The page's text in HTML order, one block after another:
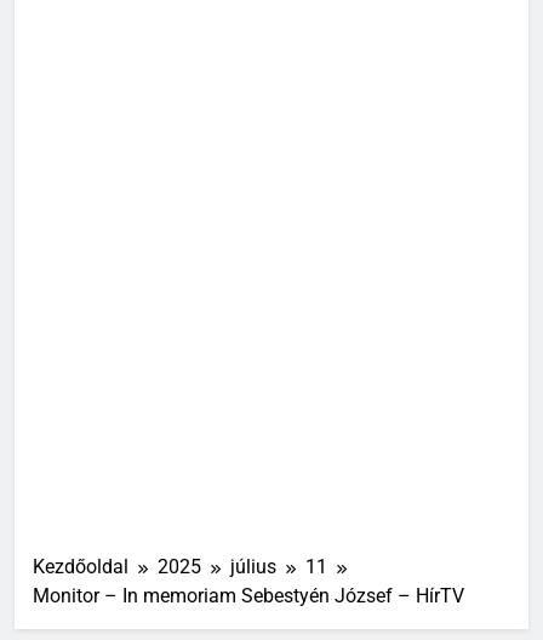
Kezdőoldal 2025 július
11
Monitor – In memoriam Sebestyén József – HírTV